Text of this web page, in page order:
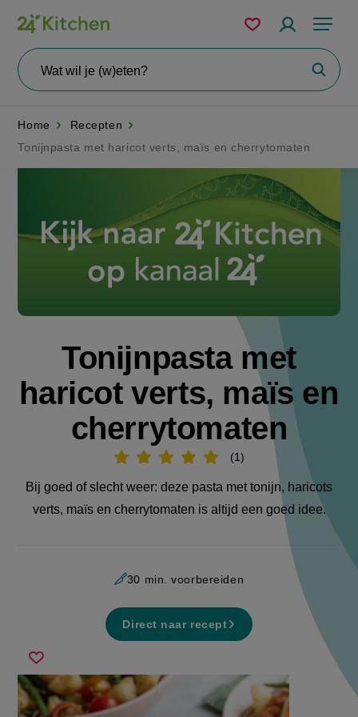
Overslaan
en
naar
de
Menu
wil
Mijn
bewaarde
Home
Recepten
Tonijnpasta met haricot verts, maïs en cherrytomaten
Tonijnpasta met
haricot verts, maïs en
cherrytomaten
1
Beoordeel
'Tonijnpasta
met
haricot
verts,
Bij goed of slecht weer: deze pasta met tonijn, haricots
verts, maïs en cherrytomaten is altijd een goed idee.
30 min. voorbereiden
Direct naar recept
Sla
recept
op
tonijnpasta
met
haricot
verts,